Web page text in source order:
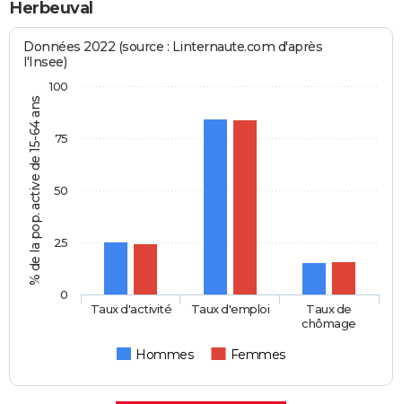
Herbeuval
% de la pop. active de 15-64 ans
Données 2022 (source : Linternaute.com d'après
l'Insee)
Hommes Femmes
Taux d'activité Taux d'emploi
Taux de
chômage
0
25
50
75
100